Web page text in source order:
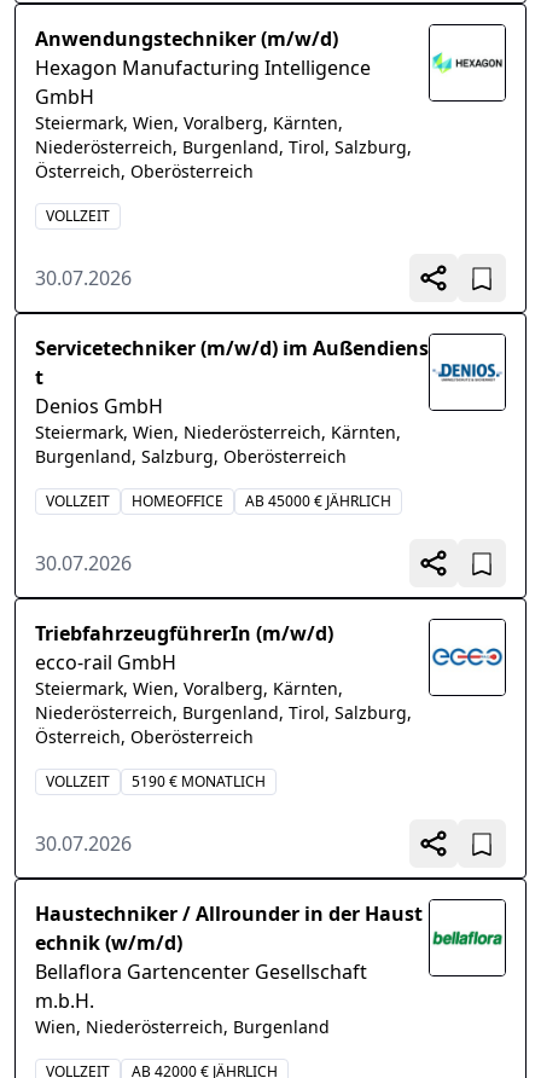
Anwendungstechniker (m/w/d)
Hexagon Manufacturing Intelligence
GmbH
Steiermark, Wien, Voralberg, Kärnten,
Niederösterreich, Burgenland, Tirol, Salzburg,
Österreich, Oberösterreich
VOLLZEIT
30.07.2026
Servicetechniker (m/w/d) im Außendiens
t
Denios GmbH
Steiermark, Wien, Niederösterreich, Kärnten,
Burgenland, Salzburg, Oberösterreich
VOLLZEIT HOMEOFFICE AB 45000 € JÄHRLICH
30.07.2026
TriebfahrzeugführerIn (m/w/d)
ecco-rail GmbH
Steiermark, Wien, Voralberg, Kärnten,
Niederösterreich, Burgenland, Tirol, Salzburg,
Österreich, Oberösterreich
VOLLZEIT 5190 € MONATLICH
30.07.2026
Haustechniker / Allrounder in der Haust
echnik (w/m/d)
Bellaflora Gartencenter Gesellschaft
m.b.H.
Wien, Niederösterreich, Burgenland
VOLLZEIT AB 42000 € JÄHRLICH